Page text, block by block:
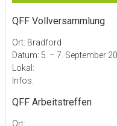
QFF Vollversammlung
Ort: Bradford
Datum: 5. – 7. September
Lokal:
Infos:
QFF Arbeitstreffen
Ort: